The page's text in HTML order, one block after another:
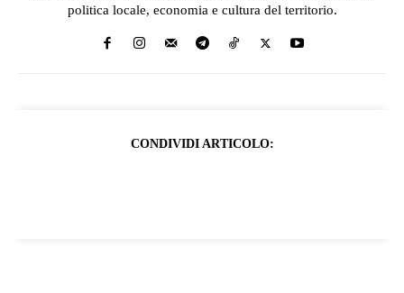
politica locale, economia e cultura del territorio.
CONDIVIDI ARTICOLO: